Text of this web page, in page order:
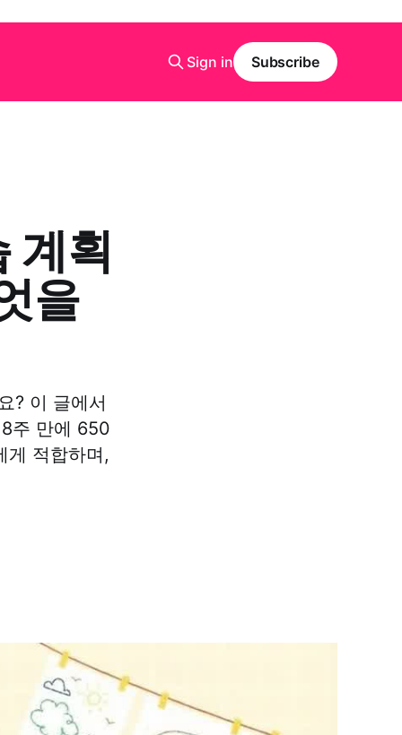
Sign in Subscribe
계획
을
? 이 글에서
주 만에 650
게 적합하며,